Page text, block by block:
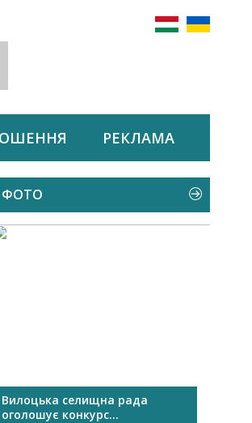
РЕКЛАМА
ФОТО
Вилоцька селищна рада
оголошує конкурс...